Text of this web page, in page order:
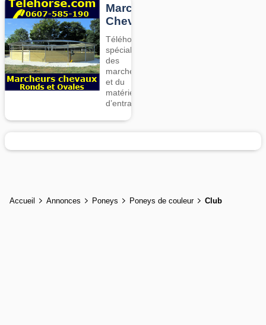
Marcheurs
Chevaux
Téléhorse,
spécialiste
des
marcheurs
et du
matériel
d’entrainement
Accueil Annonces Poneys Poneys de couleur Club